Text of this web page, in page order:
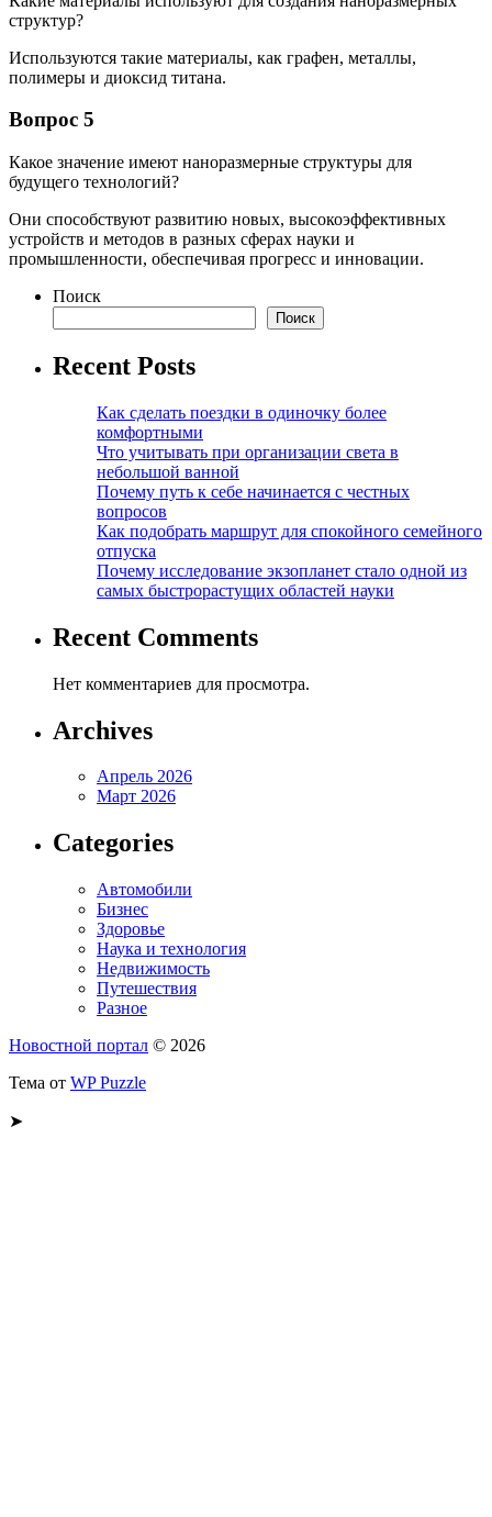
структур?
Используются такие материалы, как графен, металлы,
полимеры и диоксид титана.
Вопрос 5
Какое значение имеют наноразмерные структуры для
будущего технологий?
Они способствуют развитию новых, высокоэффективных
устройств и методов в разных сферах науки и
промышленности, обеспечивая прогресс и инновации.
Поиск
Поиск
Recent Posts
Как сделать поездки в одиночку более
комфортными
Что учитывать при организации света в
небольшой ванной
Почему путь к себе начинается с честных
вопросов
Как подобрать маршрут для спокойного семейного
отпуска
Почему исследование экзопланет стало одной из
самых быстрорастущих областей науки
Recent Comments
Нет комментариев для просмотра.
Archives
Апрель 2026
Март 2026
Categories
Автомобили
Бизнес
Здоровье
Наука и технология
Недвижимость
Путешествия
Разное
Новостной портал © 2026
Тема от WP Puzzle
➤